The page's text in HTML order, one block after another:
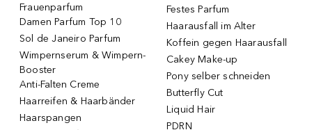
Frauenparfum
Damen Parfum Top 10
Sol de Janeiro Parfum
Wimpernserum & Wimpern-
Booster
Anti-Falten Creme
Haarreifen & Haarbänder
Haarspangen
Festes Parfum
Haarausfall im Alter
Koffein gegen Haarausfall
Cakey Make-up
Pony selber schneiden
Butterfly Cut
Liquid Hair
PDRN